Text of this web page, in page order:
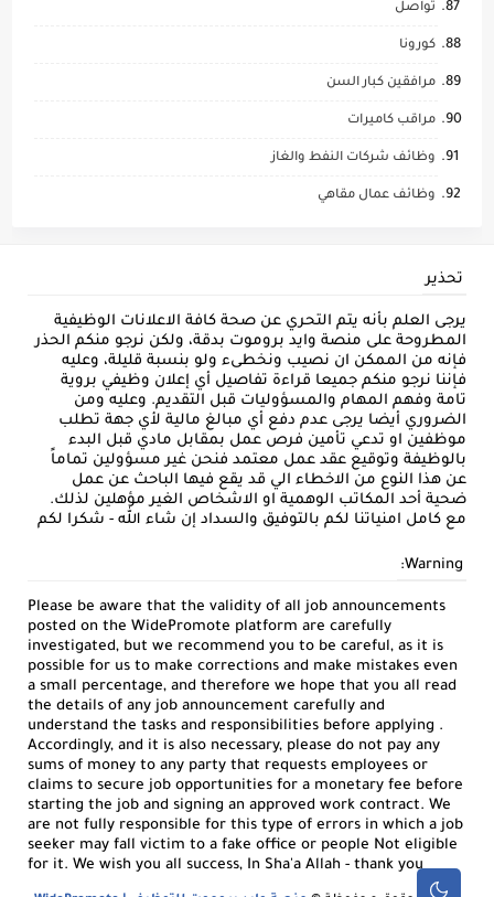
تواصل
كورونا
مرافقين كبار السن
مراقب كاميرات
وظائف شركات النفط والغاز
وظائف عمال مقاهي
تحذير
يرجى العلم بأنه يتم التحري عن صحة كافة الاعلانات الوظيفية
المطروحة على منصة وايد بروموت بدقة، ولكن نرجو منكم الحذر
فإنه من الممكن ان نصيب ونخطىء ولو بنسبة قليلة، وعليه
فإننا نرجو منكم جميعا قراءة تفاصيل أي إعلان وظيفي بروية
تامة وفهم المهام والمسؤوليات قبل التقديم. وعليه ومن
الضروري أيضا يرجى عدم دفع أي مبالغ مالية لأي جهة تطلب
موظفين او تدعي تأمين فرص عمل بمقابل مادي قبل البدء
بالوظيفة وتوقيع عقد عمل معتمد فنحن غير مسؤولين تماماً
عن هذا النوع من الاخطاء الي قد يقع فيها الباحث عن عمل
ضحية أحد المكاتب الوهمية او الاشخاص الغير مؤهلين لذلك.
مع كامل امنياتنا لكم بالتوفيق والسداد إن شاء الله - شكرا لكم
Warning:
Please be aware that the validity of all job announcements
posted on the WidePromote platform are carefully
investigated, but we recommend you to be careful, as it is
possible for us to make corrections and make mistakes even
a small percentage, and therefore we hope that you all read
the details of any job announcement carefully and
understand the tasks and responsibilities before applying .
Accordingly, and it is also necessary, please do not pay any
sums of money to any party that requests employees or
claims to secure job opportunities for a monetary fee before
starting the job and signing an approved work contract. We
are not fully responsible for this type of errors in which a job
seeker may fall victim to a fake office or people Not eligible
for it. We wish you all success, In Sha'a Allah - thank you